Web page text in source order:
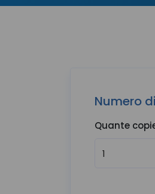
Numero
Quante